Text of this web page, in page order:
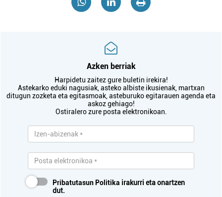
Azken berriak
Harpidetu zaitez gure buletin irekira!
Astekarko eduki nagusiak, asteko albiste ikusienak, martxan
ditugun zozketa eta egitasmoak, asteburuko egitarauen agenda eta
askoz gehiago!
Ostiralero zure posta elektronikoan.
Pribatutasun Politika irakurri eta onartzen
dut.